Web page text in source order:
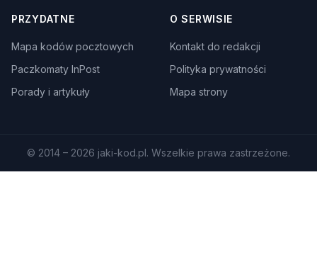
PRZYDATNE
Mapa kodów pocztowych
Paczkomaty InPost
Porady i artykuły
O SERWISIE
Kontakt do redakcji
Polityka prywatności
Mapa strony
© 2014 – 2026 jaki-kod.pl. Wszelkie prawa zastrzeżone.